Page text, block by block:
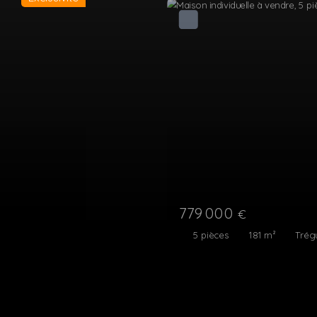
297 000
4pièces 109